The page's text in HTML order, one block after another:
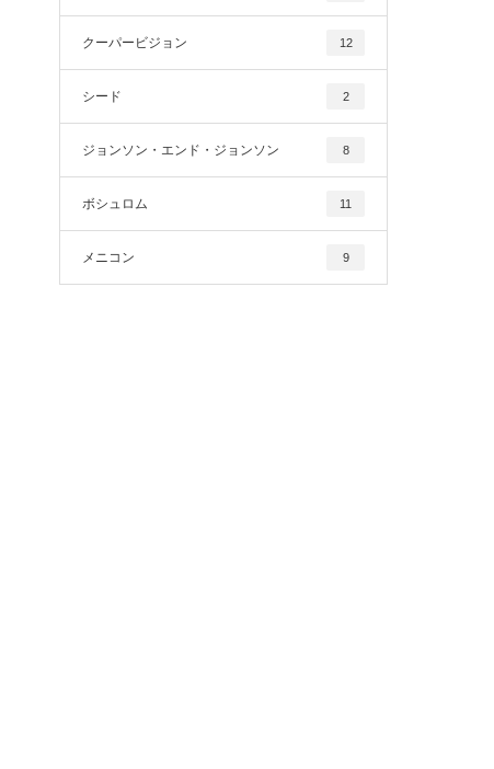
クーパービジョン 12
シード 2
ジョンソン・エンド・ジョンソン 8
ボシュロム 11
メニコン 9